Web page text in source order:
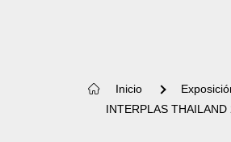
Inicio
INTERPLAS THAILAND